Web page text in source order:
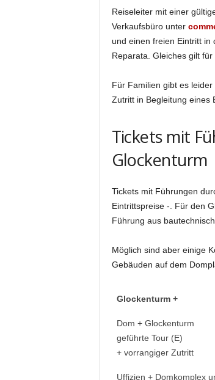
Reiseleiter mit einer
Verkaufsbüro unter
und einen freien Eintritt in
Reparata. Gleiches gilt
Für Familien gibt es
Zutritt in Begleitung eines
Tickets mit
Glockenturm
Tickets mit Führungen
Eintrittspreise -. Für den
Führung aus
Möglich sind aber einige
Gebäuden auf dem
Glockenturm +
Dom + Glockenturm
geführte Tour (E)
+ vorrangiger Zutritt
Uffizien + Domkomplex